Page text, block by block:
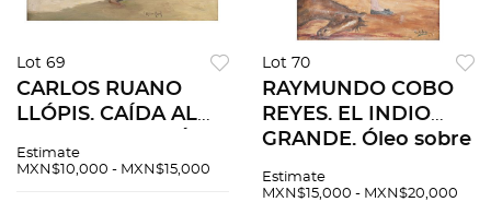
Lot 69
CARLOS RUANO
LLÓPIS. CAÍDA AL
sobre tela. Firmado
Estimate
MXN$10,000 - MXN$15,000
Lot 70
RAYMUNDO COBO
REYES. EL INDIO
GRANDE. Óleo sobre
fechado "Cobo 67".
Estimate
MXN$15,000 - MXN$20,000